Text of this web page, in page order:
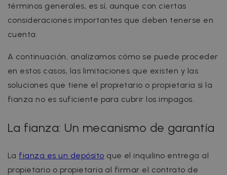
términos generales, es sí, aunque con ciertas
consideraciones importantes que deben tenerse en
cuenta.
A continuación, analizamos cómo se puede proceder
en estos casos, las limitaciones que existen y las
soluciones que tiene el propietario o propietaria si la
fianza no es suficiente para cubrir los impagos.
La fianza: Un mecanismo de garantía
La fianza es un depósito que el inquilino entrega al
propietario o propietaria al firmar el contrato de